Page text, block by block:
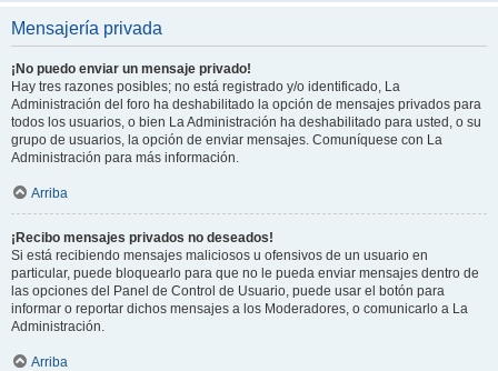
Mensajería privada
¡No puedo enviar un mensaje privado!
Hay tres razones posibles; no está registrado y/o identificado, La
Administración del foro ha deshabilitado la opción de mensajes privados para
todos los usuarios, o bien La Administración ha deshabilitado para usted, o su
grupo de usuarios, la opción de enviar mensajes. Comuníquese con La
Administración para más información.
Arriba
¡Recibo mensajes privados no deseados!
Si está recibiendo mensajes maliciosos u ofensivos de un usuario en
particular, puede bloquearlo para que no le pueda enviar mensajes dentro de
las opciones del Panel de Control de Usuario, puede usar el botón para
informar o reportar dichos mensajes a los Moderadores, o comunicarlo a La
Administración.
Arriba